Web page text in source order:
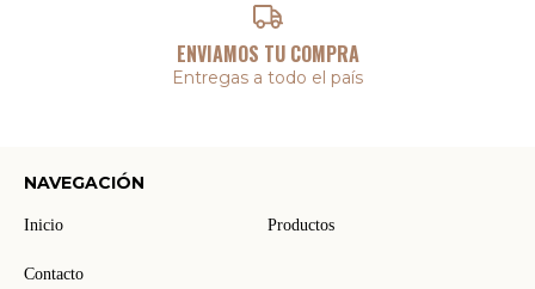
ENVIAMOS TU COMPRA
Entregas a todo el país
NAVEGACIÓN
Inicio Productos
Contacto